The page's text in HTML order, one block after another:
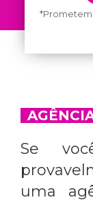
Se
uma